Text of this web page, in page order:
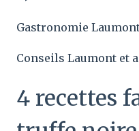
Gastronomie
Conseils Laumont et
4 recettes